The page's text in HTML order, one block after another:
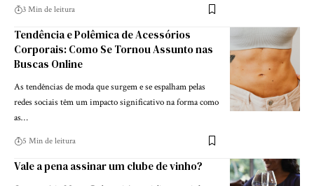
3 Min de leitura
Tendência e Polêmica de Acessórios
Corporais: Como Se Tornou Assunto nas
Buscas Online
As tendências de moda que surgem e se espalham pelas
redes sociais têm um impacto significativo na forma como
as…
5 Min de leitura
Vale a pena assinar um clube de vinho?